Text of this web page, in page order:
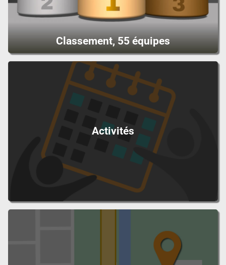
Classement, 55 équipes
Activités